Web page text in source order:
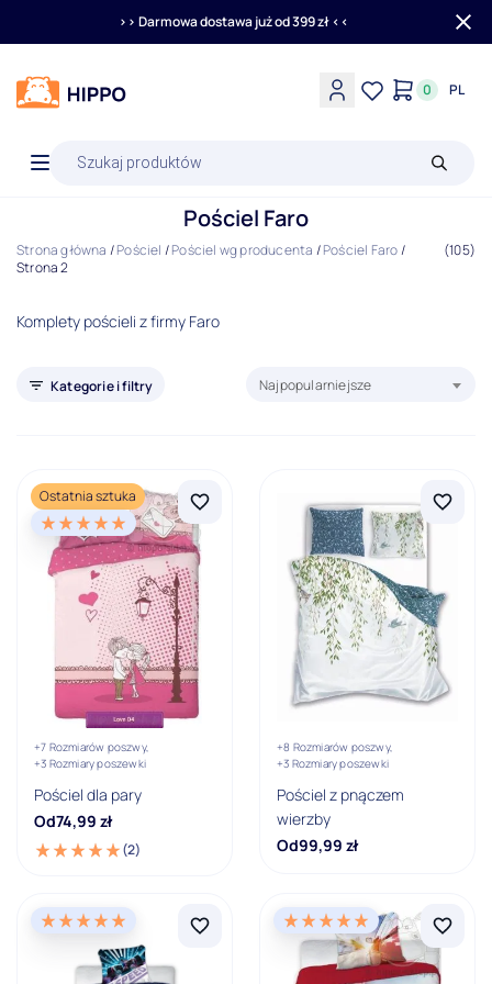
>> Darmowa dostawa już od 399 zł <<
0 PL
produktów
Pościel Faro
Strona główna /Pościel /Pościel wg producenta /Pościel Faro/
Strona 2
(105)
Komplety pościeli z firmy Faro
Nowości Promocje Bestseller
Ostatnia sztuka
Cena (zł)
Cena minimalna Cena maksymalna PLN
Grupa wiekowa
0 - 2 lata
2 - 6 lat
6 - 12 lat
15 - 18 lat
18 i więcej lat
Kategorie i filtry Sortuj produkty według:
Najpopularniejsze
Ostatnia sztuka
+7 Rozmiarów poszwy,
+3 Rozmiary poszewki
Pościel dla pary
Od74,99 zł
(2)
+8 Rozmiarów poszwy,
+3 Rozmiary poszewki
Pościel z pnączem
wierzby
Od99,99 zł